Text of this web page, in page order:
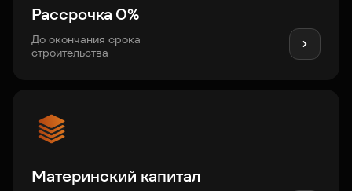
Рассрочка 0%
До окончания срока
строительства
Материнский капитал